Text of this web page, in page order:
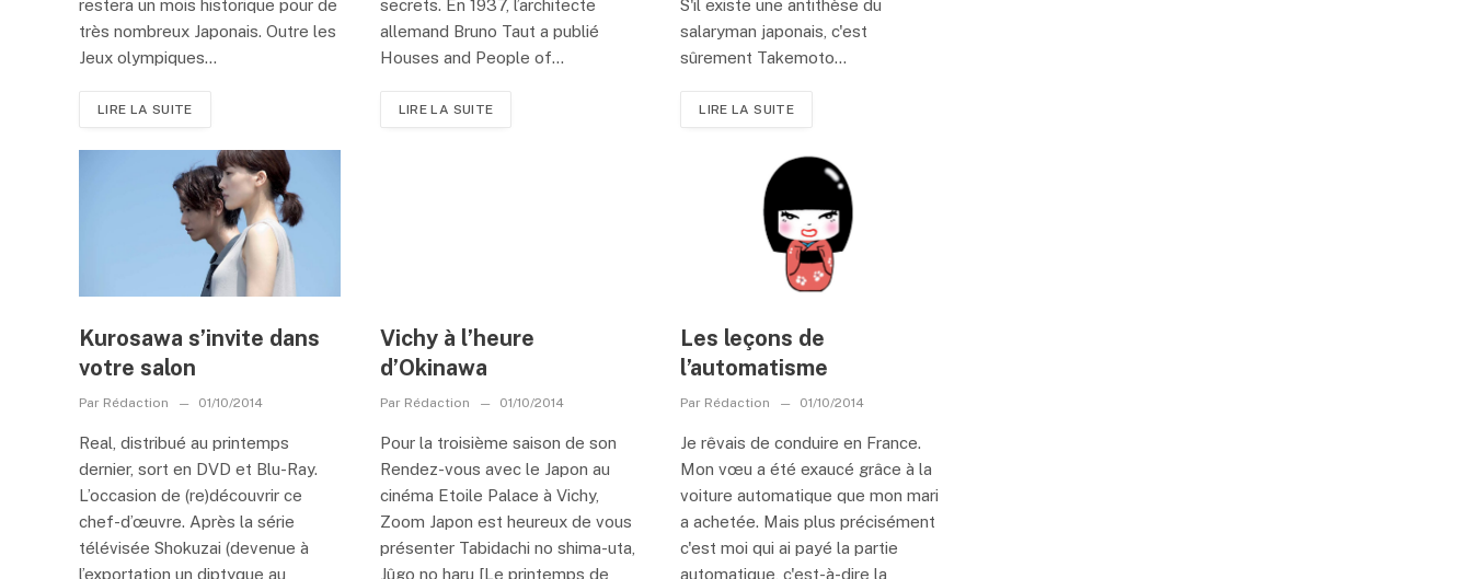
restera un mois historique pour de
très nombreux Japonais. Outre les
Jeux olympiques...
LIRE LA SUITE
secrets. En 1937, l’architecte
allemand Bruno Taut a publié
Houses and People of...
LIRE LA SUITE
S'il existe une antithèse du
salaryman japonais, c'est
sûrement Takemoto...
LIRE LA SUITE
Kurosawa s’invite dans
votre salon
Par Rédaction 01/10/2014
Real, distribué au printemps
dernier, sort en DVD et Blu-Ray.
L’occasion de (re)découvrir ce
chef-d’œuvre. Après la série
télévisée Shokuzai (devenue à
l’exportation un diptyque au
Vichy à l’heure
d’Okinawa
Par Rédaction 01/10/2014
Pour la troisième saison de son
Rendez-vous avec le Japon au
cinéma Etoile Palace à Vichy,
Zoom Japon est heureux de vous
présenter Tabidachi no shima-uta,
Jûgo no haru [Le printemps de
Les leçons de
l’automatisme
Par Rédaction 01/10/2014
Je rêvais de conduire en France.
Mon vœu a été exaucé grâce à la
voiture automatique que mon mari
a achetée. Mais plus précisément
c'est moi qui ai payé la partie
automatique, c'est-à-dire la